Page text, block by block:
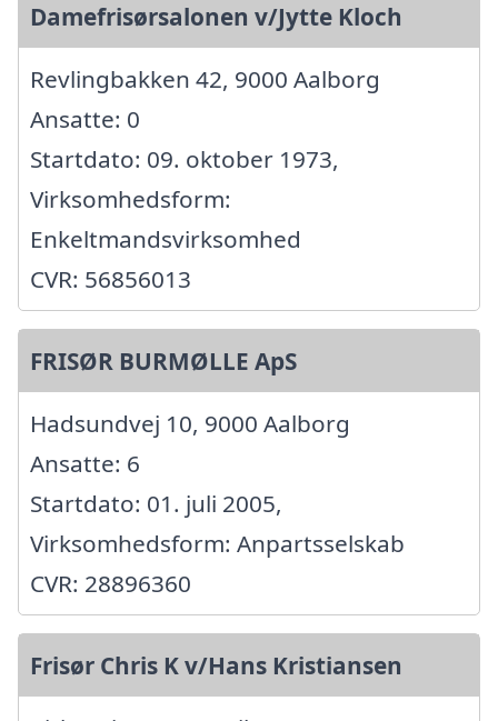
Damefrisørsalonen v/Jytte Kloch
Revlingbakken 42, 9000 Aalborg
Ansatte: 0
Startdato: 09. oktober 1973,
Virksomhedsform:
Enkeltmandsvirksomhed
CVR: 56856013
FRISØR BURMØLLE ApS
Hadsundvej 10, 9000 Aalborg
Ansatte: 6
Startdato: 01. juli 2005,
Virksomhedsform: Anpartsselskab
CVR: 28896360
Frisør Chris K v/Hans Kristiansen